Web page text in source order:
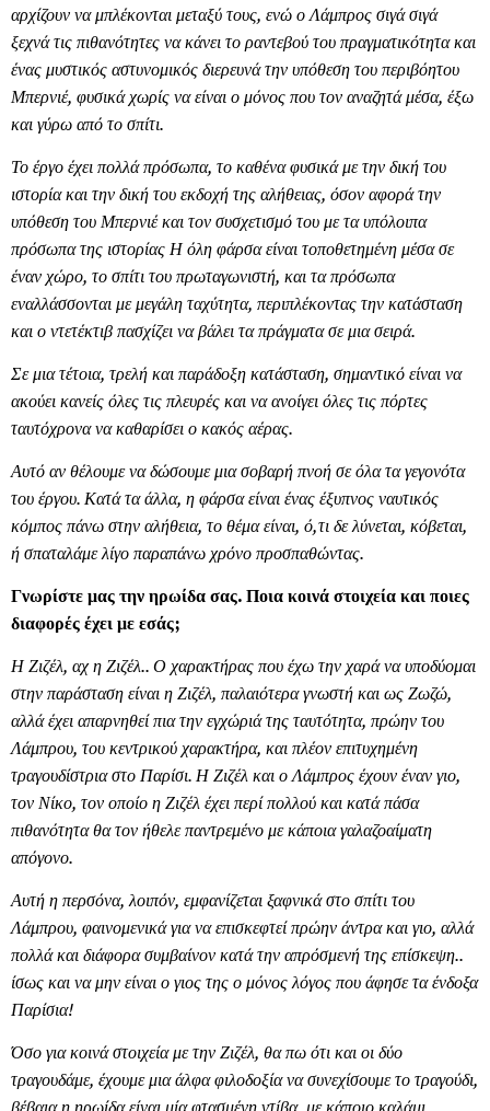
αρχίζουν να μπλέκονται μεταξύ τους, ενώ ο Λάμπρος σιγά σιγά
ξεχνά τις πιθανότητες να κάνει το ραντεβού του πραγματικότητα και
ένας μυστικός αστυνομικός διερευνά την υπόθεση του περιβόητου
Μπερνιέ, φυσικά χωρίς να είναι ο μόνος που τον αναζητά μέσα, έξω
και γύρω από το σπίτι.
Το έργο έχει πολλά πρόσωπα, το καθένα φυσικά με την δική του
ιστορία και την δική του εκδοχή της αλήθειας, όσον αφορά την
υπόθεση του Μπερνιέ και τον συσχετισμό του με τα υπόλοιπα
πρόσωπα της ιστορίας Η όλη φάρσα είναι τοποθετημένη μέσα σε
έναν χώρο, το σπίτι του πρωταγωνιστή, και τα πρόσωπα
εναλλάσσονται με μεγάλη ταχύτητα, περιπλέκοντας την κατάσταση
και ο ντετέκτιβ πασχίζει να βάλει τα πράγματα σε μια σειρά.
Σε μια τέτοια, τρελή και παράδοξη κατάσταση, σημαντικό είναι να
ακούει κανείς όλες τις πλευρές και να ανοίγει όλες τις πόρτες
ταυτόχρονα να καθαρίσει ο κακός αέρας.
Αυτό αν θέλουμε να δώσουμε μια σοβαρή πνοή σε όλα τα γεγονότα
του έργου. Κατά τα άλλα, η φάρσα είναι ένας έξυπνος ναυτικός
κόμπος πάνω στην αλήθεια, το θέμα είναι, ό,τι δε λύνεται, κόβεται,
ή σπαταλάμε λίγο παραπάνω χρόνο προσπαθώντας.
Γνωρίστε μας την ηρωίδα σας. Ποια κοινά στοιχεία και ποιες
διαφορές έχει με εσάς;
Η Ζιζέλ, αχ η Ζιζέλ.. Ο χαρακτήρας που έχω την χαρά να υποδύομαι
στην παράσταση είναι η Ζιζέλ, παλαιότερα γνωστή και ως Ζωζώ,
αλλά έχει απαρνηθεί πια την εγχώριά της ταυτότητα, πρώην του
Λάμπρου, του κεντρικού χαρακτήρα, και πλέον επιτυχημένη
τραγουδίστρια στο Παρίσι. Η Ζιζέλ και ο Λάμπρος έχουν έναν γιο,
τον Νίκο, τον οποίο η Ζιζέλ έχει περί πολλού και κατά πάσα
πιθανότητα θα τον ήθελε παντρεμένο με κάποια γαλαζοαίματη
απόγονο.
Αυτή η περσόνα, λοιπόν, εμφανίζεται ξαφνικά στο σπίτι του
Λάμπρου, φαινομενικά για να επισκεφτεί πρώην άντρα και γιο, αλλά
πολλά και διάφορα συμβαίνον κατά την απρόσμενή της επίσκεψη..
ίσως και να μην είναι ο γιος της ο μόνος λόγος που άφησε τα ένδοξα
Παρίσια!
Όσο για κοινά στοιχεία με την Ζιζέλ, θα πω ότι και οι δύο
τραγουδάμε, έχουμε μια άλφα φιλοδοξία να συνεχίσουμε το τραγούδι,